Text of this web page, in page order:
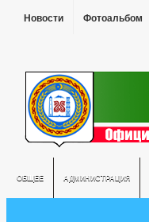
Новости Фотоальбом
ОБЩЕЕ АДМИНИСТРАЦИЯ